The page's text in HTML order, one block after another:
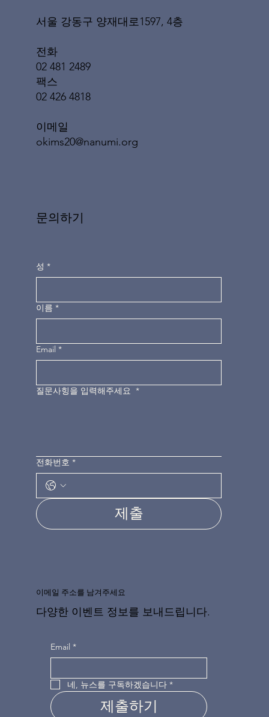
서울 강동구 양재대로1597, 4층
전화
02 481 2489
팩스
02 426 4818
이메일
okims20@nanumi.org
이메일 주소를 남겨주세요
다양한 이벤트 정보를 보내드립니다.
Email *
네, 뉴스를 구독하겠습니다 *
제출하기
문의하기
성 *
이름 *
Email *
질문사힝을 입력해주세요 *
전화번호 *
제출